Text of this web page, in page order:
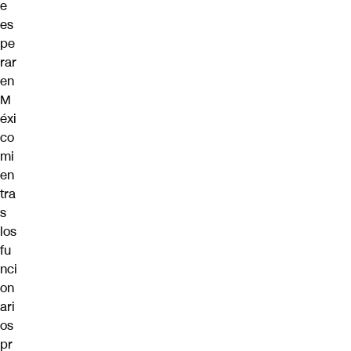
e
es
pe
rar
en
M
éxi
co
mi
en
tra
s
los
fu
nci
on
ari
os
pr